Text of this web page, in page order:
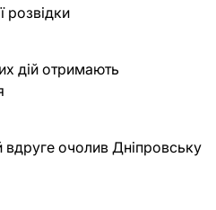
розвідки
дій отримають
очолив Дніпровську